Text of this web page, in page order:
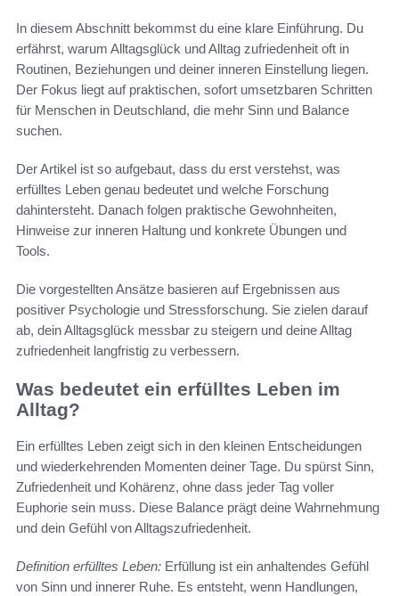
In diesem Abschnitt bekommst du eine klare Einführung. Du
erfährst, warum Alltagsglück und Alltag zufriedenheit oft in
Routinen, Beziehungen und deiner inneren Einstellung liegen.
Der Fokus liegt auf praktischen, sofort umsetzbaren Schritten
für Menschen in Deutschland, die mehr Sinn und Balance
suchen.
Der Artikel ist so aufgebaut, dass du erst verstehst, was
erfülltes Leben genau bedeutet und welche Forschung
dahintersteht. Danach folgen praktische Gewohnheiten,
Hinweise zur inneren Haltung und konkrete Übungen und
Tools.
Die vorgestellten Ansätze basieren auf Ergebnissen aus
positiver Psychologie und Stressforschung. Sie zielen darauf
ab, dein Alltagsglück messbar zu steigern und deine Alltag
zufriedenheit langfristig zu verbessern.
Was bedeutet ein erfülltes Leben im
Alltag?
Ein erfülltes Leben zeigt sich in den kleinen Entscheidungen
und wiederkehrenden Momenten deiner Tage. Du spürst Sinn,
Zufriedenheit und Kohärenz, ohne dass jeder Tag voller
Euphorie sein muss. Diese Balance prägt deine Wahrnehmung
und dein Gefühl von Alltagszufriedenheit.
Definition erfülltes Leben: Erfüllung ist ein anhaltendes Gefühl
von Sinn und innerer Ruhe. Es entsteht, wenn Handlungen,